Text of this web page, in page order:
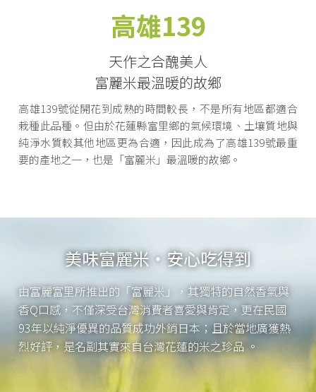
高雄139
天作之合醜美人
富麗米最溫暖的故鄉
高雄139號從開花到成熟的時間較長，不是所有地區都適合
栽種此品種。但由於花蓮縣富里鄉的氣候環境、土壤質地與
純淨水質較其他地區更為合適，因此成為了高雄139號最重
要的產地之一，也是「富麗米」最溫暖的故鄉。
美味富麗米・安心吃得到
由富麗富里所推出的「富麗米」，其獨特的自然香氣與
香Q口感，不僅深受台灣消費者喜愛與肯定，更在民國
93年以純淨優異的品質成功外銷日本；且於當地廣獲熱
烈好評，是名副其實來自台灣花蓮的米之珍品 。